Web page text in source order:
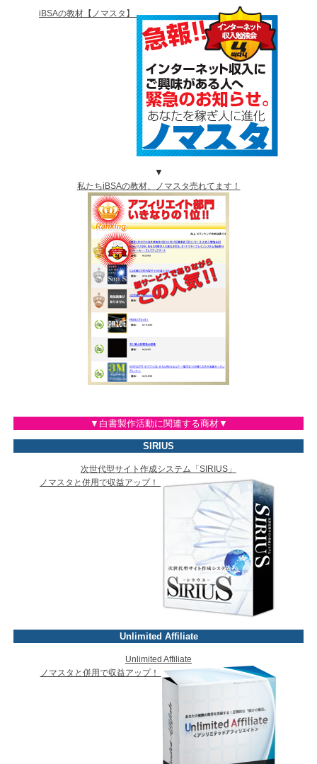
iBSAの教材【ノマスタ】
▼
私たちiBSAの教材、ノマスタ売れてます！
▼白書製作活動に関連する商材▼
SIRIUS
次世代型サイト作成システム「SIRIUS」
ノマスタと併用で収益アップ！
Unlimited Affiliate
Unlimited Affiliate
ノマスタと併用で収益アップ！